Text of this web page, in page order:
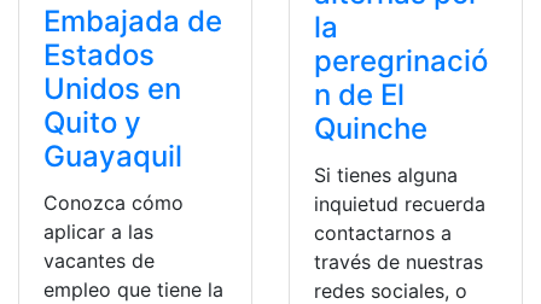
Embajada de
Estados
Unidos en
Quito y
Guayaquil
Conozca cómo
aplicar a las
vacantes de
empleo que tiene la
la
peregrinació
n de El
Quinche
Si tienes alguna
inquietud recuerda
contactarnos a
través de nuestras
redes sociales, o